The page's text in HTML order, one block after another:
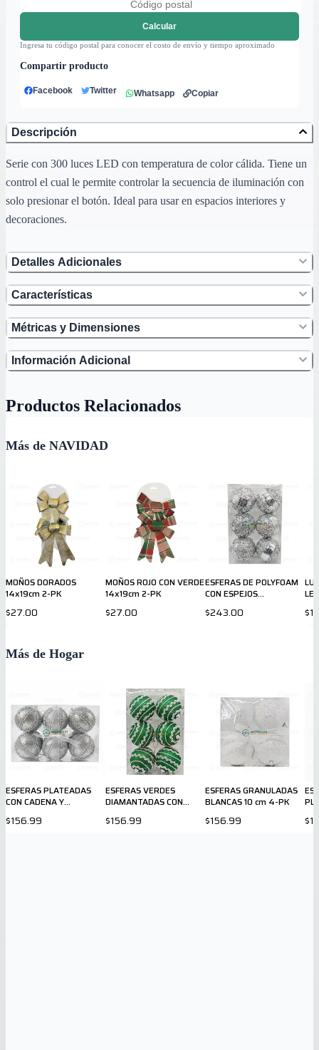
Calcular
Ingresa tu código postal para conocer el costo de envío y tiempo aproximado
Compartir producto
Facebook Twitter Whatsapp Copiar
Descripción
Serie con 300 luces LED con temperatura de color cálida. Tiene un
control el cual le permite controlar la secuencia de iluminación con
solo presionar el botón. Ideal para usar en espacios interiores y
decoraciones.
Detalles Adicionales
Características
Métricas y Dimensiones
Información Adicional
Productos Relacionados
Más de NAVIDAD
MOÑOS DORADOS
14x19cm 2-PK
$27.00
MOÑOS ROJO CON VERDE
14x19cm 2-PK
$27.00
ESFERAS DE POLYFOAM
CON ESPEJOS
$243.00
Más de Hogar
ESFERAS PLATEADAS
CON CADENA Y
$156.99
ESFERAS VERDES
DIAMANTADAS CON
PK
$156.99
ESFERAS GRANULADAS
BLANCAS 10 cm 4-PK
$156.99